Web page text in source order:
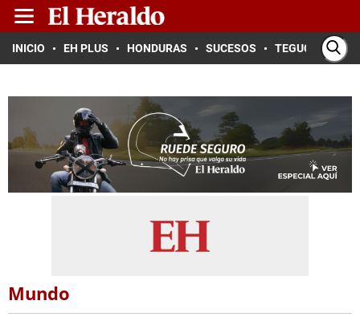
INICIO EH PLUS HONDURAS SUCESOS TEGUCIGALPA
Mundo